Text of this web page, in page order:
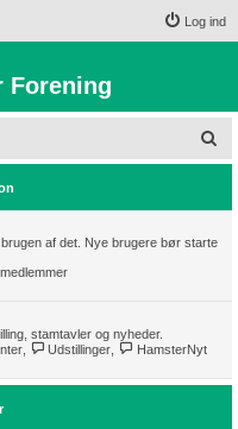
Log ind
Forening
ø
af det. Nye brugere bør starte
stamtavler og nyheder.
, Udstillinger
HamsterNyt